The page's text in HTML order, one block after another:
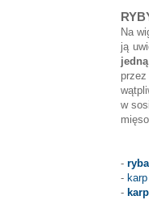
Na
ją
przez
w
-
-
-